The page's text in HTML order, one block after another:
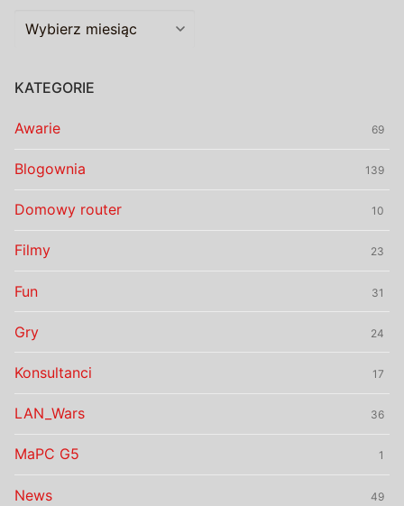
Archiwalia
KATEGORIE
Awarie 69
Blogownia 139
Domowy router 10
Filmy 23
Fun 31
Gry 24
Konsultanci 17
LAN_Wars 36
MaPC G5 1
News 49